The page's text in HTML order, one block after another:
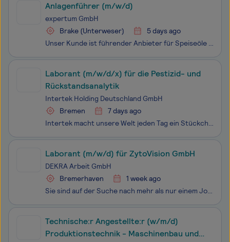
Anlagenführer (m/w/d)
expertum GmbH
Brake (Unterweser)
5 days ago
Unser Kunde ist führender Anbieter für Speiseöle und -fette und führt am Standort Brake eine moderne Raffinerieanlage. Der Standort Brake ist auch von Oldenburg aus in ca. 30 Minuten gut erreichbar. Zur Unterstützung seines Teams suchen wir Sie als Anlagenführer (m/w/d) in Arbeitnehmerüberlassung m
Laborant (m/w/d/x) für die Pestizid- und
Rückstandsanalytik
Intertek Holding Deutschland GmbH
Bremen
7 days ago
Intertek macht unsere Welt jeden Tag ein Stückchen besser! Ein Job bei Intertek bietet die große Chance, die Sicherheit, Qualität und Nachhaltigkeit von Produkten gemeinsam mit 46.000 Kolleg*innen weltweit stetig zu erhöhen. Durch unsere Dienstleistungen unterstützen wir unsere Kunden der unter
Laborant (m/w/d) für ZytoVision GmbH
DEKRA Arbeit GmbH
Bremerhaven
1 week ago
Sie sind auf der Suche nach mehr als nur einem Job - Sie möchten einen Ort finden, an dem Ihre Fähigkeiten nicht nur gefragt, sondern auch wertgeschätzt werden? Herzlich willkommen bei der DEKRA Arbeit. Werden Sie Teil unseres Teams als Laborant(m/w/d) bei der ZytoVision GmbH in Bremerhaven Die D
Technische:r Angestellte:r (w/m/d)
Produktionstechnik - Maschinenbau und